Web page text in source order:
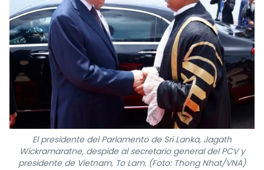
El presidente del Parlamento de Sri Lanka, Jagath
Wickramaratne, despide al secretario general del PCV y
presidente de Vietnam, To Lam. (Foto: Thong Nhat/VNA)